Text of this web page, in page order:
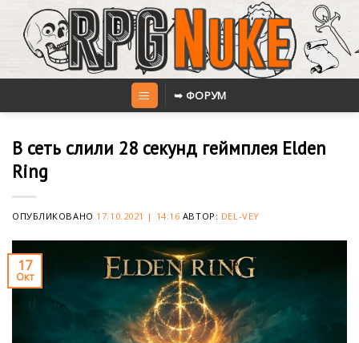
content
➥ ФОРУМ
В сеть слили 28 секунд геймплея Elden
Ring
ОПУБЛИКОВАНО 17.10.2021 | 14:16 АВТОР: DEL-VEY
17
Окт